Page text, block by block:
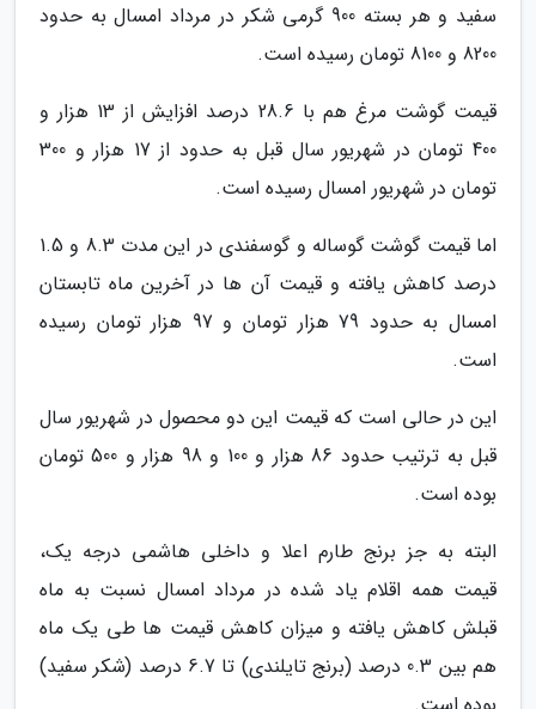
سفید و هر بسته 900 گرمی شکر در مرداد امسال به حدود
8200 و 8100 تومان رسیده است.
قیمت گوشت مرغ هم با 28.6 درصد افزایش از 13 هزار و
400 تومان در شهریور سال قبل به حدود از 17 هزار و 300
تومان در شهریور امسال رسیده است.
اما قیمت گوشت گوساله و گوسفندی در این مدت 8.3 و 1.5
درصد کاهش یافته و قیمت آن ها در آخرین ماه تابستان
امسال به حدود 79 هزار تومان و 97 هزار تومان رسیده
است.
این در حالی است که قیمت این دو محصول در شهریور سال
قبل به ترتیب حدود 86 هزار و 100 و 98 هزار و 500 تومان
بوده است.
البته به جز برنج طارم اعلا و داخلی هاشمی درجه یک،
قیمت همه اقلام یاد شده در مرداد امسال نسبت به ماه
قبلش کاهش یافته و میزان کاهش قیمت ها طی یک ماه
هم بین 0.3 درصد (برنج تایلندی) تا 6.7 درصد (شکر سفید)